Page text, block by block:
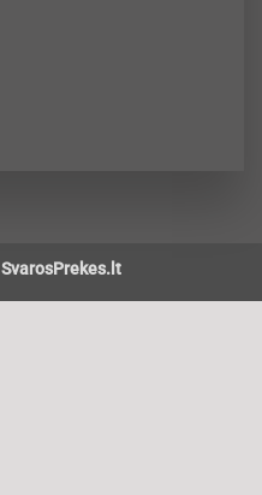
SvarosPrekes.lt